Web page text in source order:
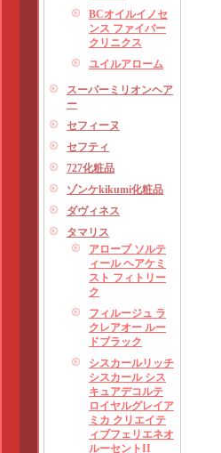
BCオイルイノセ
ンス ファイバー
クリニクス
ユイルアローム
スーパーミリオンヘア
ー
セフィーヌ
セフティ
727化粧品
ゾンケkikumi化粧品
ダヴィネス
タマリス
アローブ ソルテ
ィール ヘアケミ
スト フィトリー
ク
フィルージュ ラ
クレアオー ルー
ドブラック
シスカールリッチ
シスカール シス
キュアデコルテ
ロイヤルグレイア
ミカ クリエイテ
ィブフェリエネオ
ルーセントII